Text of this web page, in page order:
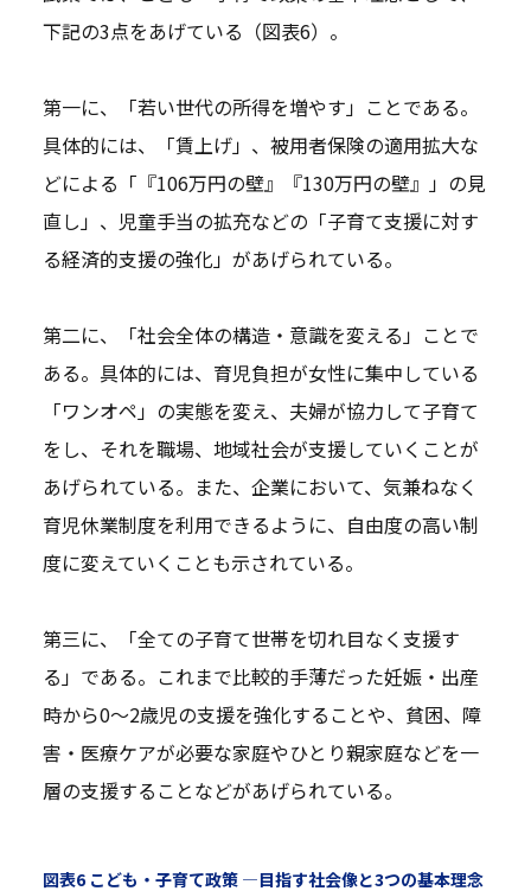
下記の3点をあげている（図表6）。
第一に、「若い世代の所得を増やす」ことである。
具体的には、「賃上げ」、被用者保険の適用拡大な
どによる「『106万円の壁』『130万円の壁』」の見
直し」、児童手当の拡充などの「子育て支援に対す
る経済的支援の強化」があげられている。
第二に、「社会全体の構造・意識を変える」ことで
ある。具体的には、育児負担が女性に集中している
「ワンオペ」の実態を変え、夫婦が協力して子育て
をし、それを職場、地域社会が支援していくことが
あげられている。また、企業において、気兼ねなく
育児休業制度を利用できるように、自由度の高い制
度に変えていくことも示されている。
第三に、「全ての子育て世帯を切れ目なく支援す
る」である。これまで比較的手薄だった妊娠・出産
時から0～2歳児の支援を強化することや、貧困、障
害・医療ケアが必要な家庭やひとり親家庭などを一
層の支援することなどがあげられている。
図表6 こども・子育て政策 ―目指す社会像と3つの基本理念